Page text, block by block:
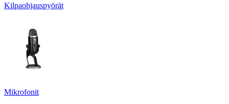
Kilpaohjauspyörät
Mikrofonit